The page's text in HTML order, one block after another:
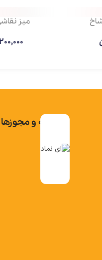
میز نقاشی سوپرگراف
تومان
تاییدیه و مجوزها